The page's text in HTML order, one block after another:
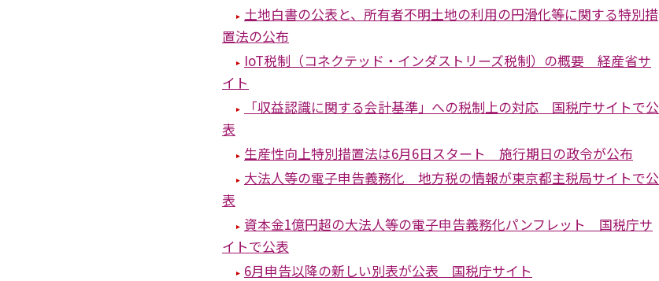
土地白書の公表と、所有者不明土地の利用の円滑化等に関する特別措
置法の公布
IoT税制（コネクテッド・インダストリーズ税制）の概要 経産省サ
イト
「収益認識に関する会計基準」への税制上の対応 国税庁サイトで公
表
生産性向上特別措置法は6月6日スタート 施行期日の政令が公布
大法人等の電子申告義務化 地方税の情報が東京都主税局サイトで公
表
資本金1億円超の大法人等の電子申告義務化パンフレット 国税庁サ
イトで公表
6月申告以降の新しい別表が公表 国税庁サイト